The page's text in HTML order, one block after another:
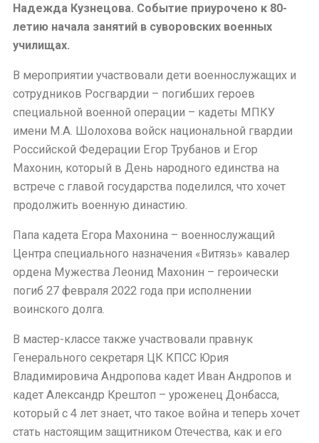
Надежда Кузнецова. Событие приурочено к 80-
летию начала занятий в суворовских военных
училищах.
В мероприятии участвовали дети военнослужащих и
сотрудников Росгвардии – погибших героев
специальной военной операции – кадеты МПКУ
имени М.А. Шолохова войск национальной гвардии
Российской Федерации Егор Трубанов и Егор
Махонин, который в День народного единства на
встрече с главой государства поделился, что хочет
продолжить военную династию.
Папа кадета Егора Махонина – военнослужащий
Центра специального назначения «Витязь» кавалер
ордена Мужества Леонид Махонин – героически
погиб 27 февраля 2022 года при исполнении
воинского долга.
В мастер-классе также участвовали правнук
Генерального секретаря ЦК КПСС Юрия
Владимировича Андропова кадет Иван Андропов и
кадет Александр Крештоп – уроженец Донбасса,
который с 4 лет знает, что такое война и теперь хочет
стать настоящим защитником Отечества, как и его